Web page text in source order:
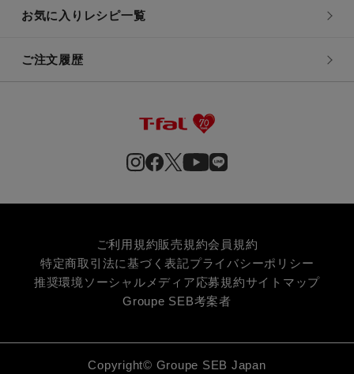
お気に入りレシピ一覧
ご注文履歴
ご利用規約販売規約会員規約
特定商取引法に基づく表記プライバシーポリシー
推奨環境 ソーシャルメディア応募規約サイトマップ
Groupe SEB考案者
Copyright© Groupe SEB Japan